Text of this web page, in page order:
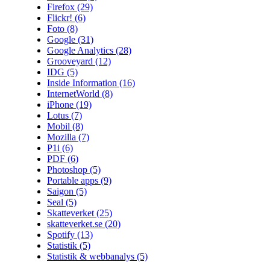
Firefox (29)
Flickr! (6)
Foto (8)
Google (31)
Google Analytics (28)
Grooveyard (12)
IDG (5)
Inside Information (16)
InternetWorld (8)
iPhone (19)
Lotus (7)
Mobil (8)
Mozilla (7)
P1i (6)
PDF (6)
Photoshop (5)
Portable apps (9)
Saigon (5)
Seal (5)
Skatteverket (25)
skatteverket.se (20)
Spotify (13)
Statistik (5)
Statistik & webbanalys (5)